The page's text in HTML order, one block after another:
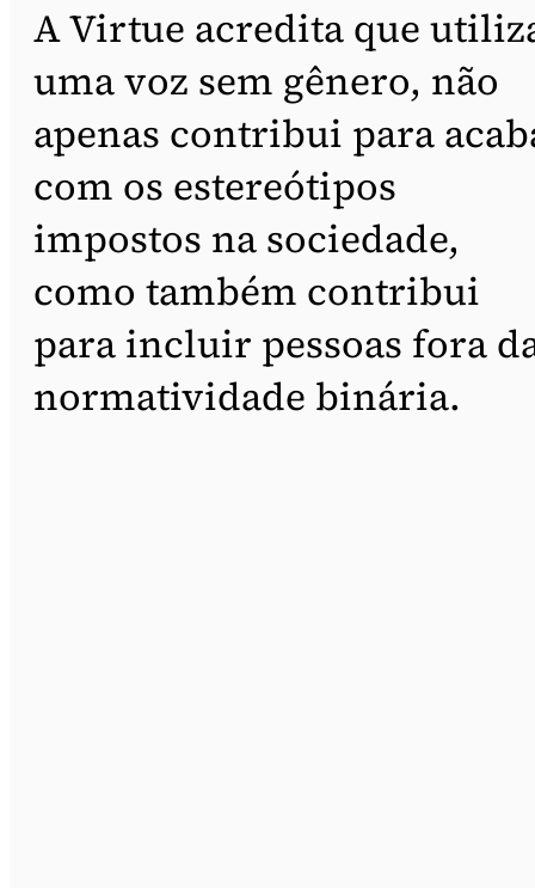
A Virtue acredita que
uma voz sem gênero, não
apenas contribui para
com os estereótipos
impostos na sociedade,
como também contribui
para incluir pessoas fora
normatividade binária.